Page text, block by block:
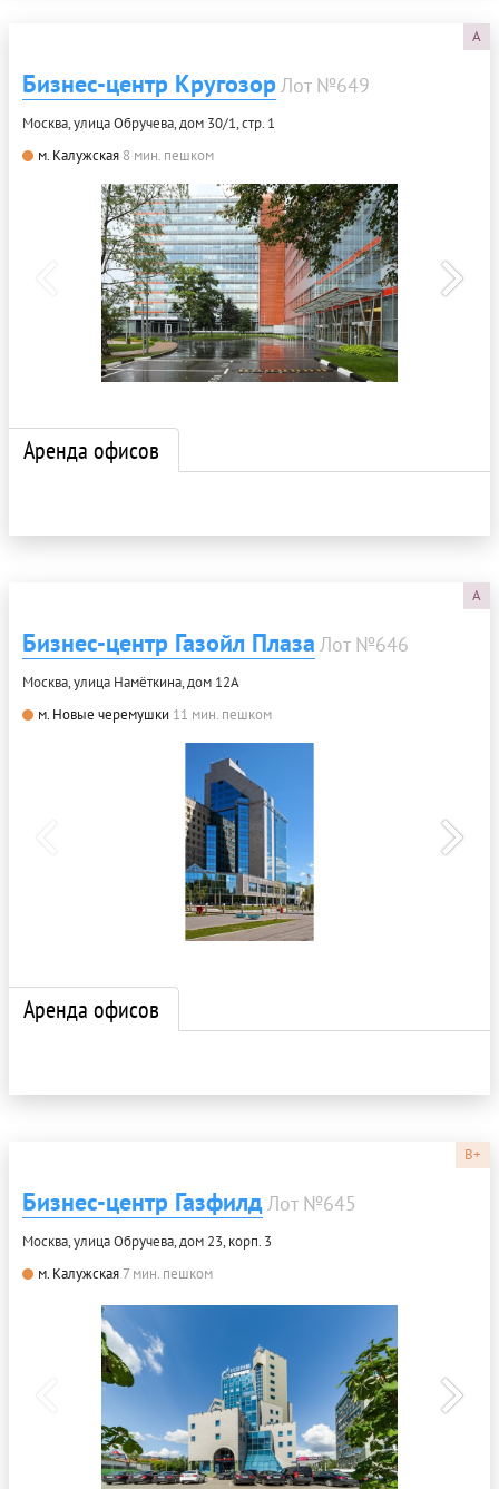
A
Бизнес-центр КругозорЛот №649
Москва, улица Обручева, дом 30/1, стр. 1
м. Калужская 8 мин. пешком
Аренда офисов
A
Бизнес-центр Газойл Плаза Лот №646
Москва, улица Намёткина, дом 12А
м. Новые черемушки 11 мин. пешком
Аренда офисов
B+
Бизнес-центр Газфилд Лот №645
Москва, улица Обручева, дом 23, корп. 3
м. Калужская 7 мин. пешком